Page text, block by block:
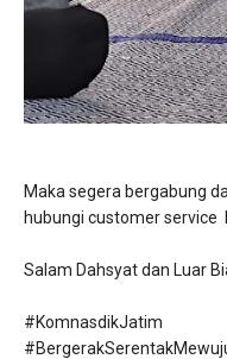
Maka segera bergabung
hubungi customer service
Salam Dahsyat dan Luar
#KomnasdikJatim